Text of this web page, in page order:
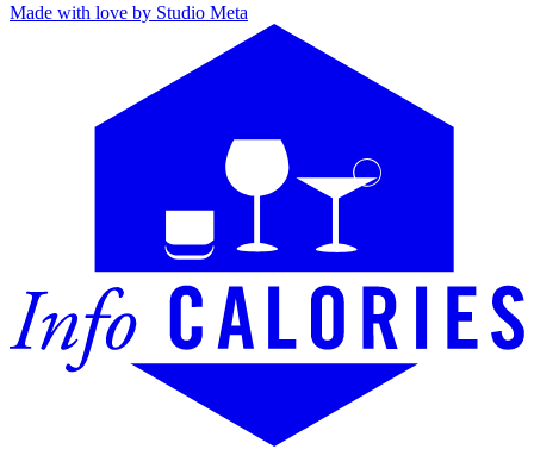
Made with love by Studio Meta